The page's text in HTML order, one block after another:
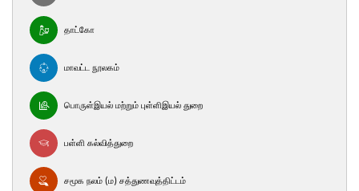
தாட்கோ
மாவட்ட நூலகம்
பொருள்இயல் மற்றும் புள்ளிஇயல் துறை
பள்ளி கல்வித்துறை
சமூக நலம் (ம) சத்துணவுத்திட்டம்